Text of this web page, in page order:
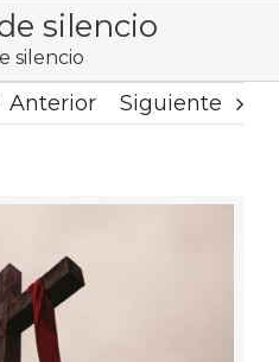
silencio
silencio
Anterior Siguiente